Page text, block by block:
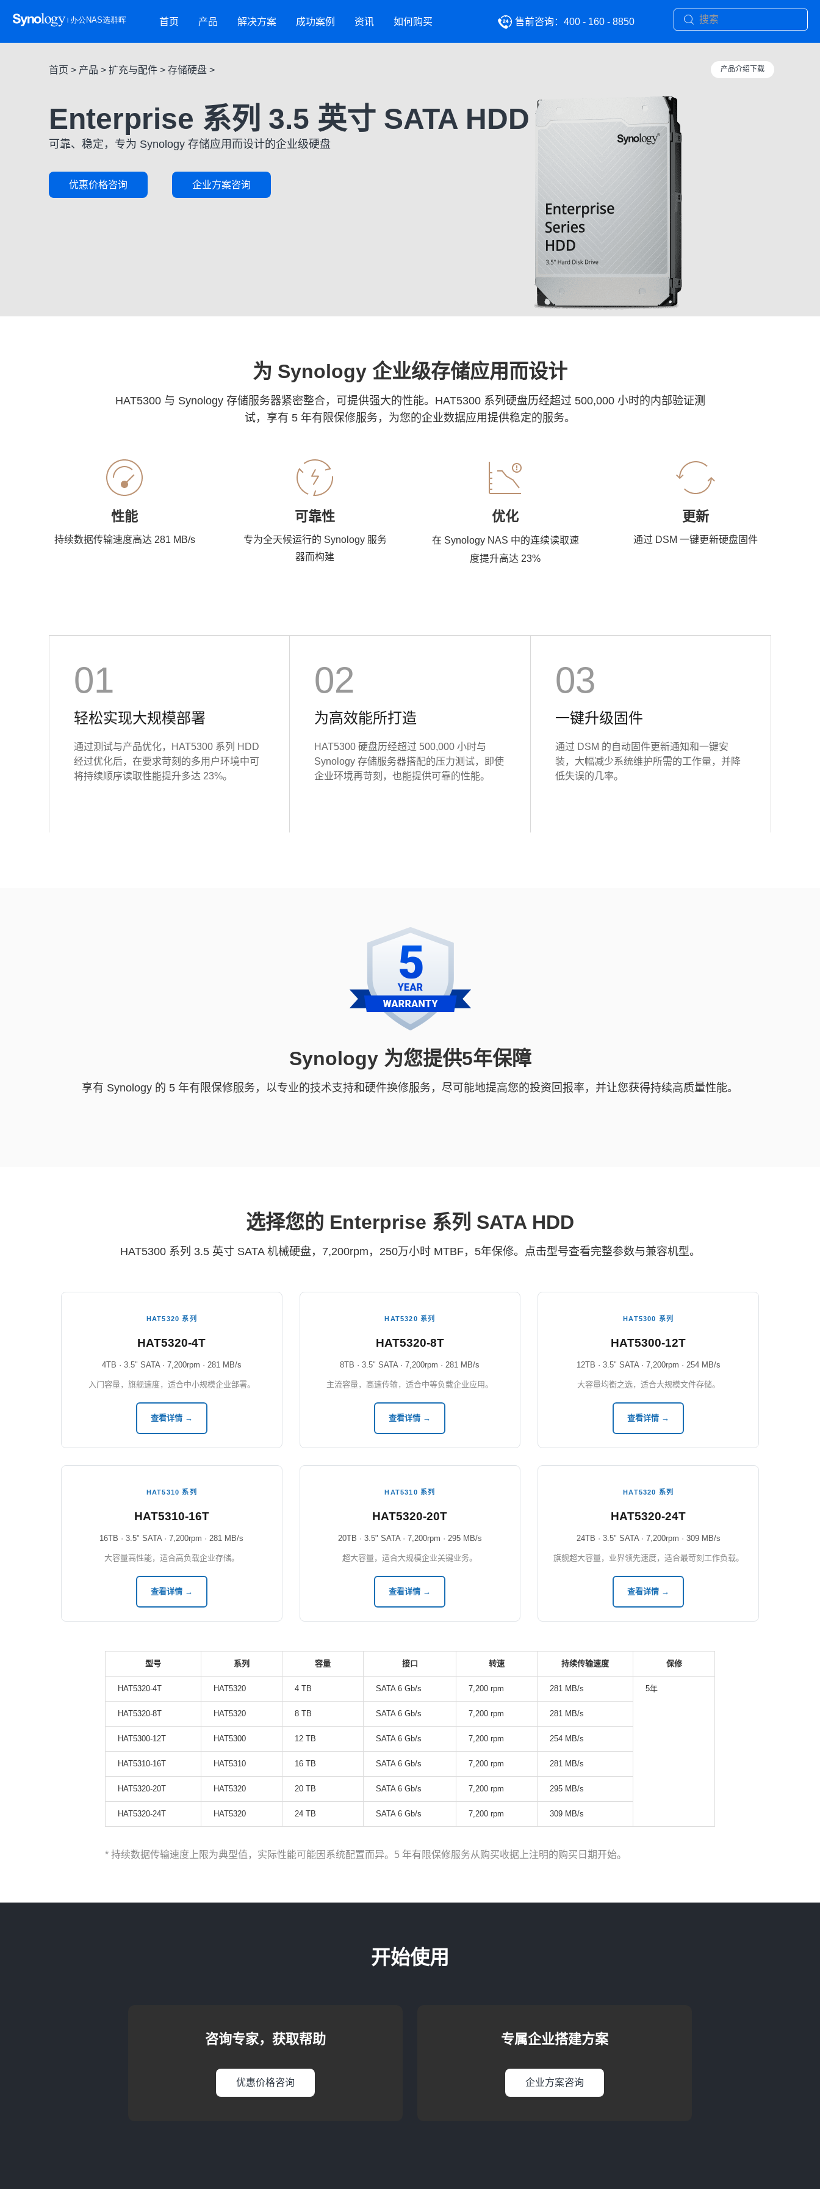
售前咨询： 400 - 160 - 8850
首页 产品 解决方案 成功案例 资讯 如何购买
首页 > 产品 > 扩充与配件 > 存储硬盘 > 产品介绍下载
Enterprise 系列 3.5 英寸 SATA HDD 机械硬盘
可靠、稳定，专为 Synology 存储应用而设计的企业级硬盘
优惠价格咨询 企业方案咨询
为 Synology 企业级存储应用而设计
HAT5300 与 Synology 存储服务器紧密整合，可提供强大的性能。HAT5300 系列硬盘历经超过 500,000 小时的内部验证测
试，享有 5 年有限保修服务，为您的企业数据应用提供稳定的服务。
性能
持续数据传输速度高达 281 MB/s
可靠性
专为全天候运行的 Synology 服务
器而构建
优化
在 Synology NAS 中的连续读取速
度提升高达 23%
更新
通过 DSM 一键更新硬盘固件
01
轻松实现大规模部署
通过测试与产品优化，HAT5300 系列 HDD
经过优化后，在要求苛刻的多用户环境中可
将持续顺序读取性能提升多达 23%。
02
为高效能所打造
HAT5300 硬盘历经超过 500,000 小时与
Synology 存储服务器搭配的压力测试，即使
企业环境再苛刻，也能提供可靠的性能。
03
一键升级固件
通过 DSM 的自动固件更新通知和一键安
装，大幅减少系统维护所需的工作量，并降
低失误的几率。
Synology 为您提供5年保障
享有 Synology 的 5 年有限保修服务，以专业的技术支持和硬件换修服务，尽可能地提高您的投资回报率，并让您获得持续高质量性能。
选择您的 Enterprise 系列 SATA HDD
HAT5300 系列 3.5 英寸 SATA 机械硬盘，7,200rpm，250万小时 MTBF，5年保修。点击型号查看完整参数与兼容机型。
HAT5320 系列
HAT5320-4T
4TB · 3.5" SATA · 7,200rpm · 281 MB/s
入门容量，旗舰速度，适合中小规模企业部署。
查看详情 →
HAT5320 系列
HAT5320-8T
8TB · 3.5" SATA · 7,200rpm · 281 MB/s
主流容量，高速传输，适合中等负载企业应用。
查看详情 →
HAT5300 系列
HAT5300-12T
12TB · 3.5" SATA · 7,200rpm · 254 MB/s
大容量均衡之选，适合大规模文件存储。
查看详情 →
HAT5310 系列
HAT5310-16T
16TB · 3.5" SATA · 7,200rpm · 281 MB/s
大容量高性能，适合高负载企业存储。
查看详情 →
HAT5310 系列
HAT5320-20T
20TB · 3.5" SATA · 7,200rpm · 295 MB/s
超大容量，适合大规模企业关键业务。
查看详情 →
HAT5320 系列
HAT5320-24T
24TB · 3.5" SATA · 7,200rpm · 309 MB/s
旗舰超大容量，业界领先速度，适合最苛刻工作负载。
查看详情 →
型号 系列 容量 接口 转速 持续传输速度 保修
HAT5320-4T HAT5320 4 TB SATA 6 Gb/s 7,200 rpm 281 MB/s 5年
HAT5320-8T HAT5320 8 TB SATA 6 Gb/s 7,200 rpm 281 MB/s
HAT5300-12T HAT5300 12 TB SATA 6 Gb/s 7,200 rpm 254 MB/s
HAT5310-16T HAT5310 16 TB SATA 6 Gb/s 7,200 rpm 281 MB/s
HAT5320-20T HAT5320 20 TB SATA 6 Gb/s 7,200 rpm 295 MB/s
HAT5320-24T HAT5320 24 TB SATA 6 Gb/s 7,200 rpm 309 MB/s
* 持续数据传输速度上限为典型值，实际性能可能因系统配置而异。5 年有限保修服务从购买收据上注明的购买日期开始。
开始使用
咨询专家，获取帮助
优惠价格咨询
专属企业搭建方案
企业方案咨询